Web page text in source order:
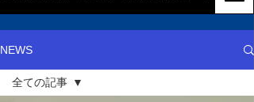
NEWS
全ての記事